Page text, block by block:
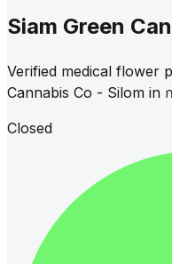
Siam Green
Verified medical flower
Cannabis Co - Silom in
Closed